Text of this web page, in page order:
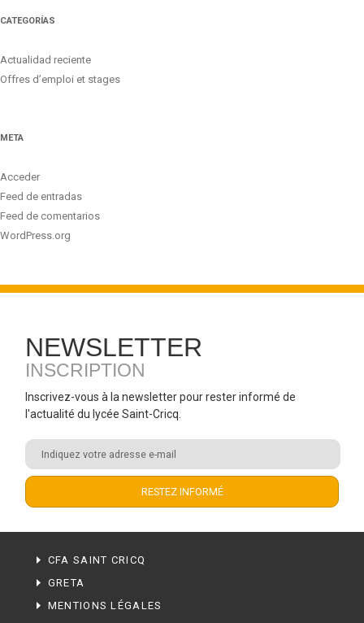
CATEGORÍAS
Actualidad reciente
Offres d’emploi et stages
META
Acceder
Feed de entradas
Feed de comentarios
WordPress.org
NEWSLETTER
INSCRIPTION
Inscrivez-vous à la newsletter pour rester informé de
l'actualité du lycée Saint-Cricq.
CFA SAINT CRICQ
GRETA
MENTIONS LÉGALES